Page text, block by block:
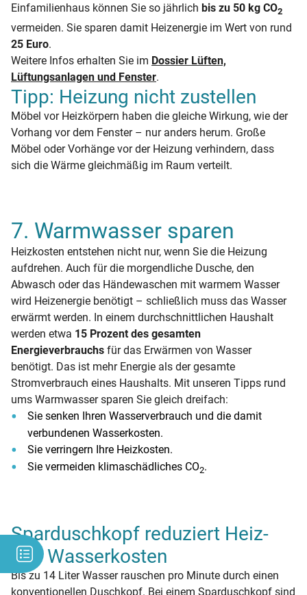
Einfamilienhaus können Sie so jährlich bis zu 50 kg CO2
vermeiden. Sie sparen damit Heizenergie im Wert von rund
25 Euro.
Weitere Infos erhalten Sie im Dossier Lüften,
Lüftungsanlagen und Fenster.
Tipp: Heizung nicht zustellen
Möbel vor Heizkörpern haben die gleiche Wirkung, wie der
Vorhang vor dem Fenster – nur anders herum. Große
Möbel oder Vorhänge vor der Heizung verhindern, dass
sich die Wärme gleichmäßig im Raum verteilt.
7. Warmwasser sparen
Heizkosten entstehen nicht nur, wenn Sie die Heizung
aufdrehen. Auch für die morgendliche Dusche, den
Abwasch oder das Händewaschen mit warmem Wasser
wird Heizenergie benötigt – schließlich muss das Wasser
erwärmt werden. In einem durchschnittlichen Haushalt
werden etwa 15 Prozent des gesamten
Energieverbrauchs für das Erwärmen von Wasser
benötigt. Das ist mehr Energie als der gesamte
Stromverbrauch eines Haushalts. Mit unseren Tipps rund
ums Warmwasser sparen Sie gleich dreifach:
Sie senken Ihren Wasserverbrauch und die damit
verbundenen Wasserkosten.
Sie verringern Ihre Heizkosten.
Sie vermeiden klimaschädliches CO2.
Sparduschkopf reduziert Heiz-
und Wasserkosten
Bis zu 14 Liter Wasser rauschen pro Minute durch einen
konventionellen Duschkopf. Bei einem Sparduschkopf sind